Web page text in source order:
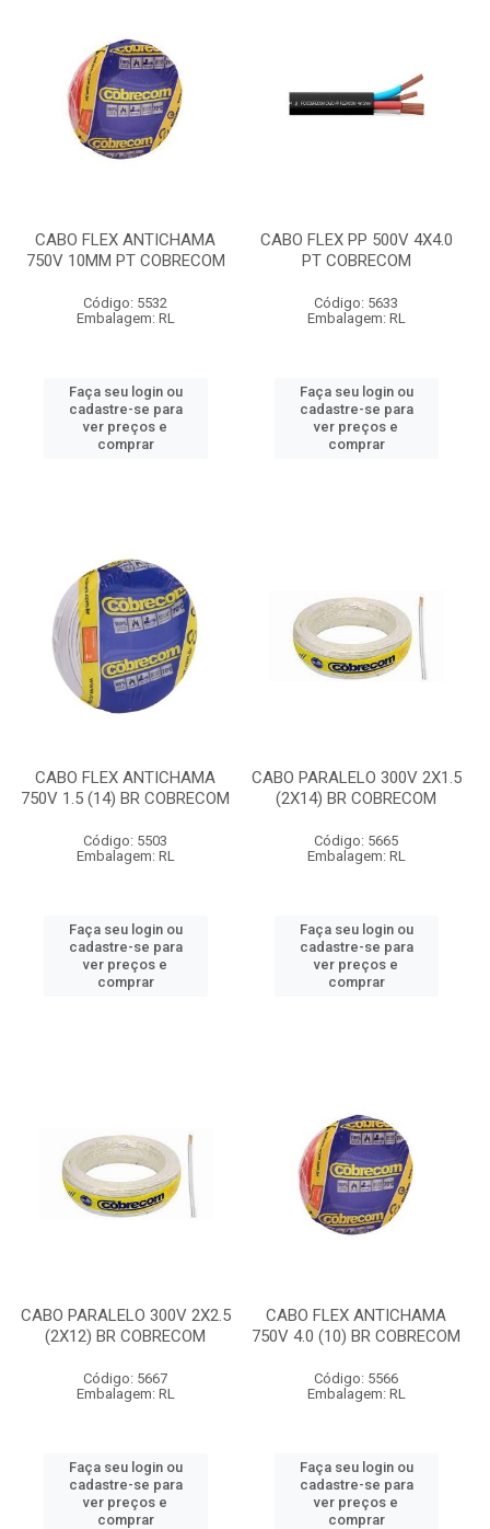
CABO FLEX ANTICHAMA
750V 10MM PT COBRECOM
Código: 5532
Embalagem: RL
Faça seu login ou
cadastre-se para
ver preços e
comprar
CABO FLEX PP 500V 4X4.0
PT COBRECOM
Código: 5633
Embalagem: RL
Faça seu login ou
cadastre-se para
ver preços e
comprar
CABO FLEX ANTICHAMA
750V 1.5 (14) BR COBRECOM
Código: 5503
Embalagem: RL
Faça seu login ou
cadastre-se para
ver preços e
comprar
CABO PARALELO 300V 2X1.5
(2X14) BR COBRECOM
Código: 5665
Embalagem: RL
Faça seu login ou
cadastre-se para
ver preços e
comprar
CABO PARALELO 300V 2X2.5
(2X12) BR COBRECOM
Código: 5667
Embalagem: RL
Faça seu login ou
cadastre-se para
ver preços e
comprar
CABO FLEX ANTICHAMA
750V 4.0 (10) BR COBRECOM
Código: 5566
Embalagem: RL
Faça seu login ou
cadastre-se para
ver preços e
comprar